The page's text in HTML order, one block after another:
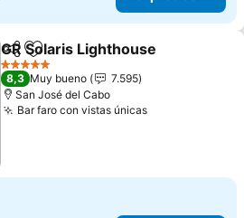
CompartirAgregar a favoritos
GR Solaris Lighthouse
5 Estrellas
8,3 Muy bueno
7.595
San José del Cabo
Bar faro con vistas únicasVer precios